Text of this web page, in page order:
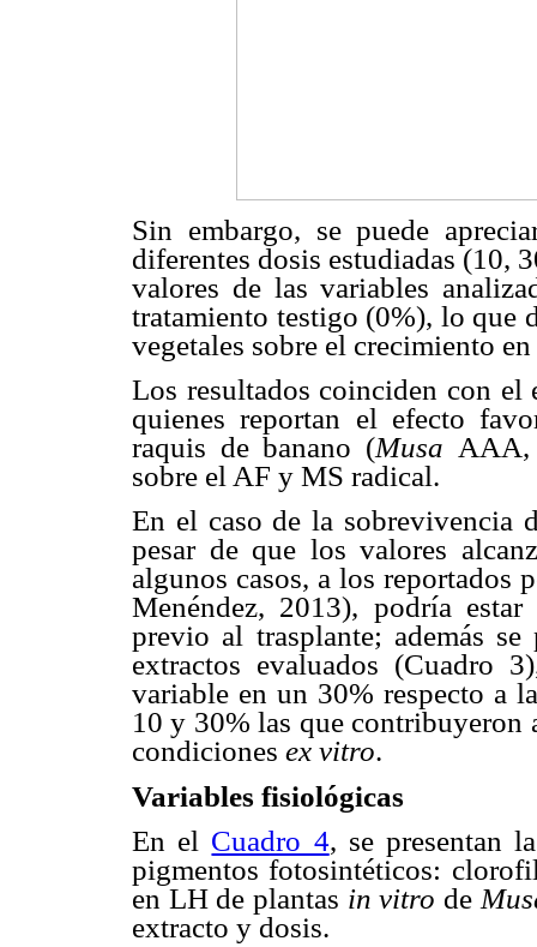
Sin embargo, se puede
diferentes dosis estudiadas (10,
valores de las variables
tratamiento testigo (0%), lo que
vegetales sobre el crecimiento
Los resultados coinciden con
quienes reportan el efecto
raquis de banano (Musa AAA,
sobre el AF y MS radical.
En el caso de la sobrevivencia
pesar de que los valores
algunos casos, a los
Menéndez, 2013), podría
previo al trasplante; además
extractos evaluados (Cuadro
variable en un 30% respecto a
10 y 30% las que contribuyeron
condiciones ex vitro.
Variables fisiológicas
En el Cuadro 4, se presentan
pigmentos fotosintéticos:
en LH de plantas in vitro de
extracto y dosis.